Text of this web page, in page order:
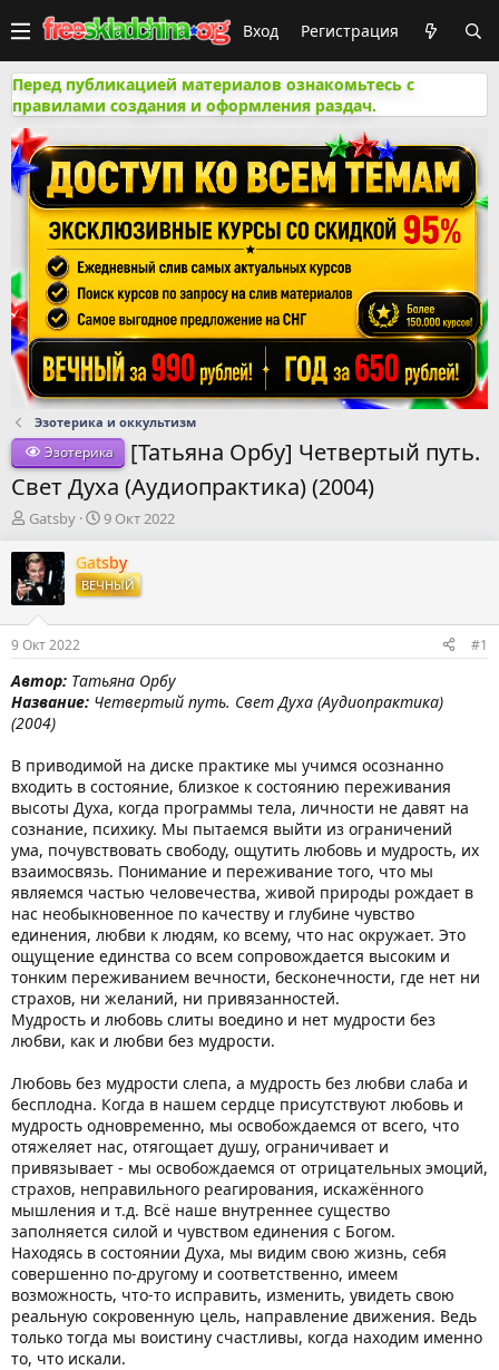
Вход Регистрация
Перед публикацией материалов ознакомьтесь с
правилами создания и оформления раздач.
Эзотерика и оккультизм
Эзотерика
[Татьяна Орбу] Четвертый путь.
Свет Духа (Аудиопрактика) (2004)
А
т
о
р
т
е
м
ы
Gatsby
Д
т
а
н
а
л
а
9 Окт 2022
Gatsby
ВЕЧНЫЙ
9 Окт 2022 #1
Автор: Татьяна Орбу
Название: Четвертый путь. Свет Духа (Аудиопрактика)
(2004)
В приводимой на диске практике мы учимся осознанно
входить в состояние, близкое к состоянию переживания
высоты Духа, когда программы тела, личности не давят на
сознание, психику. Мы пытаемся выйти из ограничений
ума, почувствовать свободу, ощутить любовь и мудрость, их
взаимосвязь. Понимание и переживание того, что мы
являемся частью человечества, живой природы рождает в
нас необыкновенное по качеству и глубине чувство
единения, любви к людям, ко всему, что нас окружает. Это
ощущение единства со всем сопровождается высоким и
тонким переживанием вечности, бесконечности, где нет ни
страхов, ни желаний, ни привязанностей.
Мудрость и любовь слиты воедино и нет мудрости без
любви, как и любви без мудрости.
Любовь без мудрости слепа, а мудрость без любви слаба и
бесплодна. Когда в нашем сердце присутствуют любовь и
мудрость одновременно, мы освобождаемся от всего, что
отяжеляет нас, отягощает душу, ограничивает и
привязывает - мы освобождаемся от отрицательных эмоций,
страхов, неправильного реагирования, искажённого
мышления и т.д. Всё наше внутреннее существо
заполняется силой и чувством единения с Богом.
Находясь в состоянии Духа, мы видим свою жизнь, себя
совершенно по-другому и соответственно, имеем
возможность, что-то исправить, изменить, увидеть свою
реальную сокровенную цель, направление движения. Ведь
только тогда мы воистину счастливы, когда находим именно
то, что искали.